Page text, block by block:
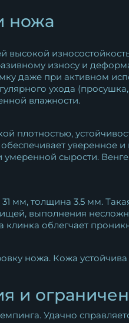
ножа
высокой
износу и
даже при активном
ухода
влажности.
плотностью,
уверенное
сырости.
мм, толщина 3.5 мм.
выполнения
облегчает
ножа. Кожа
и
Удачно